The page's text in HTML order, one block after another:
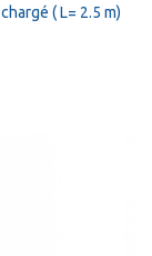
( L= 2.5 m)